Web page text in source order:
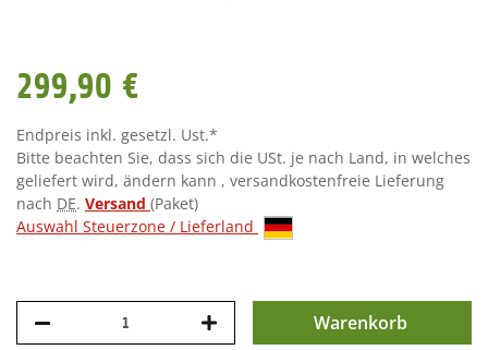
299,90 €
Endpreis inkl. gesetzl. Ust.*
Bitte beachten Sie, dass sich die USt. je nach Land, in welches
geliefert wird, ändern kann , versandkostenfreie Lieferung
nach DE. Versand (Paket)
Auswahl Steuerzone / Lieferland
Warenkorb